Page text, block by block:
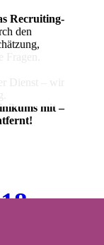
Recruiting-
den
mit –